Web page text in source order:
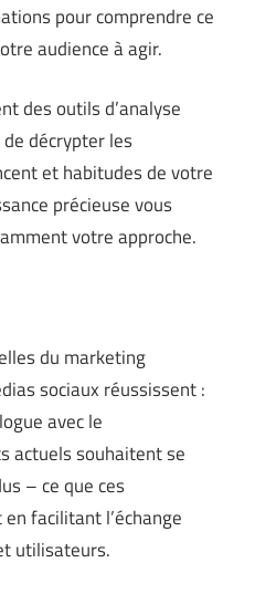
pour comprendre ce
audience à agir.
des outils d’analyse
décrypter les
et habitudes de votre
précieuse vous
votre approche.
du marketing
sociaux réussissent :
avec le
actuels souhaitent se
– ce que ces
facilitant l’échange
utilisateurs.